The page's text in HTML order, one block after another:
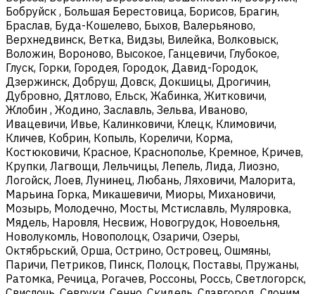
Бобруйск , Большая Берестовица, Борисов, Брагин,
Браслав, Буда-Кошелево, Быхов, Валерьяново,
Верхнедвинск, Ветка, Видзы, Вилейка, Волковыск,
Воложин, Вороново, Высокое, Ганцевичи, Глубокое,
Глуск, Горки, Городея, Городок, Давид-Городок,
Дзержинск, Добруш, Довск, Докшицы, Дрогичин,
Дубровно, Дятлово, Ельск, Жабинка, Житковичи,
Жлобин , Жодино, Заславль, Зельва, Иваново,
Ивацевичи, Ивье, Калинковичи, Клецк, Климовичи,
Кличев, Кобрин, Копыль, Кореличи, Корма,
Костюковичи, Красное, Краснополье, Кремное, Кричев,
Крупки, Лагвощи, Лельчицы, Лепель, Лида, Лиозно,
Логойск, Лоев, Лунинец, Любань, Ляховичи, Малорита,
Марьина Горка, Микашевичи, Миоры, Михановичи,
Мозырь, Молодечно, Мосты, Мстиславль, Муляровка,
Мядель, Наровля, Несвиж, Новогрудок, Новоельня,
Новолукомль, Новополоцк, Озаричи, Озеры,
Октябрьский, Орша, Острино, Островец, Ошмяны,
Паричи, Петриков, Пинск, Полоцк, Поставы, Пружаны,
Ратомка, Речица, Рогачев, Россоны, Россь, Светлогорск,